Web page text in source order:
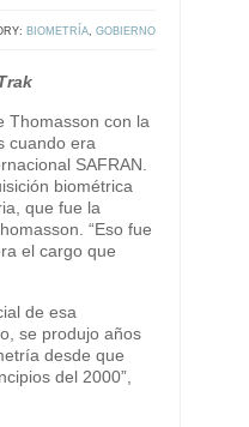
BIOMETRÍA, GOBIERNO
Thomasson con la
cuando era
SAFRAN.
biométrica
que fue la
“Eso fue
el cargo que
de esa
se produjo años
desde que
del 2000”,